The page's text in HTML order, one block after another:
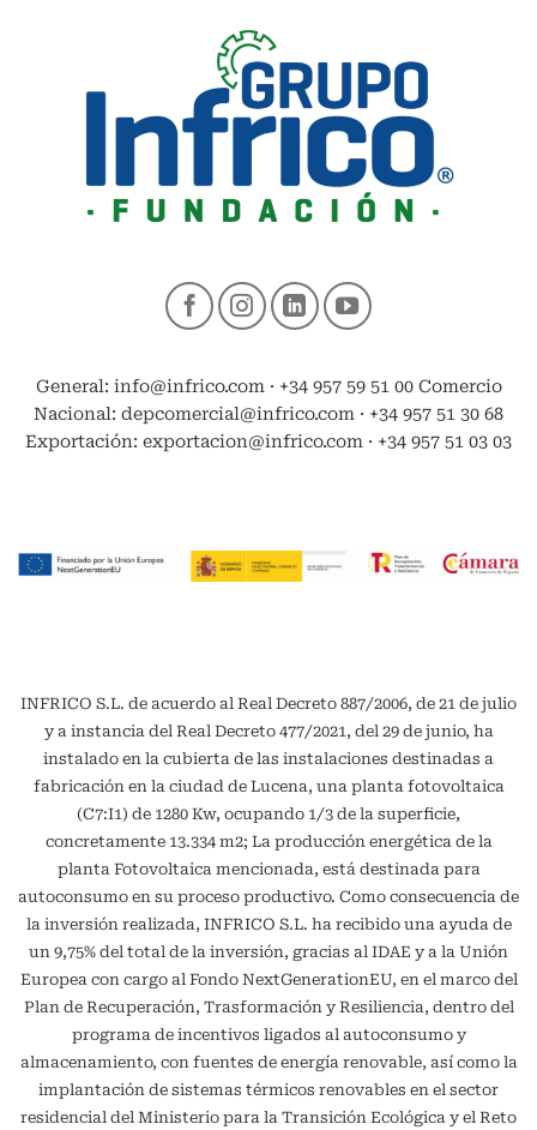
General: info@infrico.com · +34 957 59 51 00 Comercio
Nacional: depcomercial@infrico.com · +34 957 51 30 68
Exportación: exportacion@infrico.com · +34 957 51 03 03
INFRICO S.L. de acuerdo al Real Decreto 887/2006, de 21 de julio
y a instancia del Real Decreto 477/2021, del 29 de junio, ha
instalado en la cubierta de las instalaciones destinadas a
fabricación en la ciudad de Lucena, una planta fotovoltaica
(C7:I1) de 1280 Kw, ocupando 1/3 de la superficie,
concretamente 13.334 m2; La producción energética de la
planta Fotovoltaica mencionada, está destinada para
autoconsumo en su proceso productivo. Como consecuencia de
la inversión realizada, INFRICO S.L. ha recibido una ayuda de
un 9,75% del total de la inversión, gracias al IDAE y a la Unión
Europea con cargo al Fondo NextGenerationEU, en el marco del
Plan de Recuperación, Trasformación y Resiliencia, dentro del
programa de incentivos ligados al autoconsumo y
almacenamiento, con fuentes de energía renovable, así como la
implantación de sistemas térmicos renovables en el sector
residencial del Ministerio para la Transición Ecológica y el Reto